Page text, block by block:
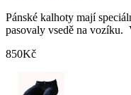
Pánské kalhoty mají
pasovaly vsedě na vozíku.
850Kč